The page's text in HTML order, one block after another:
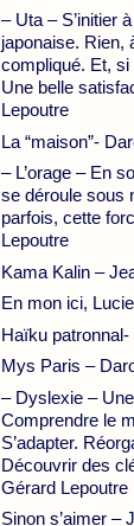
– Uta – S’initier
japonaise. Rien,
compliqué. Et,
Une belle
Lepoutre
La “maison”-
– L’orage – En
se déroule sous
parfois, cette
Lepoutre
Kama Kalin –
En mon ici,
Haïku
Mys Paris –
– Dyslexie –
Comprendre le
S’adapter.
Découvrir des
Gérard Lepoutre
Sinon s’aimer –